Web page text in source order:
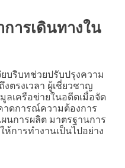
ารเดินทางใน
บริบทช่วยปรับปรุงความ
ตรงเวลา ผู้เชี่ยวชาญ
เครือข่ายในอดีตเมื่อจัด
าดการณ์ความต้องการ
นการผลิต มาตรฐานการ
การทำงานเป็นไปอย่าง